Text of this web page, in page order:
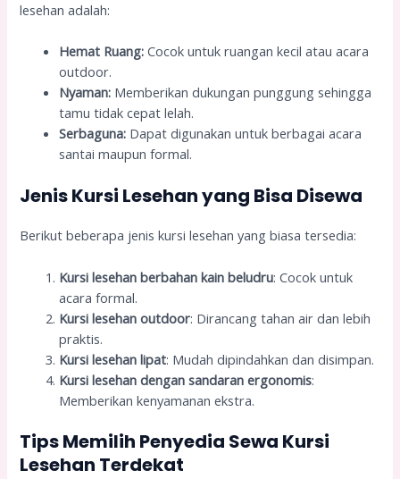
lesehan adalah:
Hemat Ruang: Cocok untuk ruangan kecil atau acara
outdoor.
Nyaman: Memberikan dukungan punggung sehingga
tamu tidak cepat lelah.
Serbaguna: Dapat digunakan untuk berbagai acara
santai maupun formal.
Jenis Kursi Lesehan yang Bisa Disewa
Berikut beberapa jenis kursi lesehan yang biasa tersedia:
Kursi lesehan berbahan kain beludru: Cocok untuk
acara formal.
Kursi lesehan outdoor: Dirancang tahan air dan lebih
praktis.
Kursi lesehan lipat: Mudah dipindahkan dan disimpan.
Kursi lesehan dengan sandaran ergonomis:
Memberikan kenyamanan ekstra.
Tips Memilih Penyedia Sewa Kursi
Lesehan Terdekat